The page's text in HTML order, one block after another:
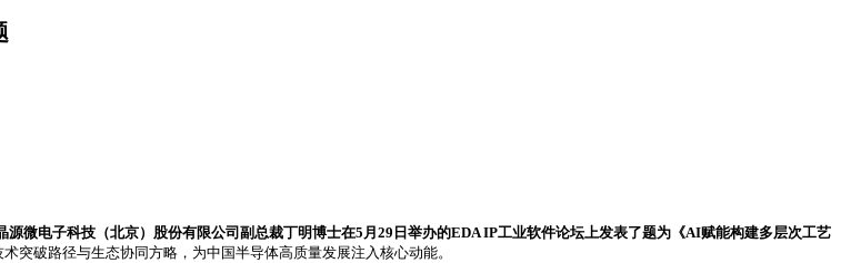
微电子科技（北京）股份有限公司副总裁丁明博士在5月29日举办的EDA IP工业软件论坛上发表了题为《AI赋能构建多层次工艺
突破路径与生态协同方略，为中国半导体高质量发展注入核心动能。